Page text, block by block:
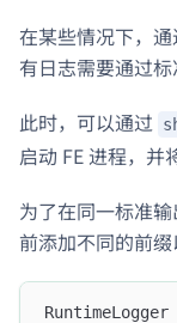
在某些情况下，
有日志需要通过标
此时，可以通过
启动 FE 进程，并
为了在同一标准
前添加不同的前缀